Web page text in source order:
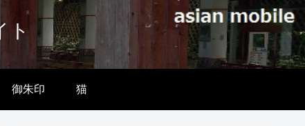
ト
御朱印 猫